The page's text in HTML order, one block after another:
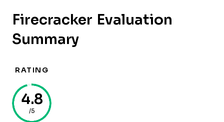
Firecracker Evaluation
Summary
RATING
4.8
/5